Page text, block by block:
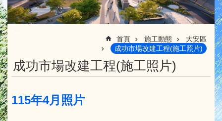
首頁 施工動態
大安區
成功市場改建工程(施工照片)
成功市場改建工程(施工照片)
115年4月照片